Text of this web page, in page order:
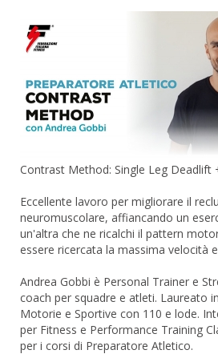
Contrast Method: Single Leg Deadlift
Eccellente lavoro per migliorare il
neuromuscolare, affiancando un
un'altra che ne ricalchi il pattern
essere ricercata la massima velocità
Andrea Gobbi è Personal Trainer e
coach per squadre e atleti. Laureato
Motorie e Sportive con 110 e lode.
per Fitness e Performance Training
per i corsi di Preparatore Atletico.